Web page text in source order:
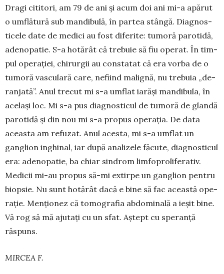
Dragi cititori, am 79 de ani și acum doi ani mi-a apă­rut
o umflătură sub mandibulă, în par­tea stângă. Diag­nos­
ticele date de medici au fost diferite: tumoră paro­tidă,
adenopatie. S-a ho­tărât că trebuie să fiu operat. În tim­
pul operației, chirurgii au constatat că era vorba de o
tumoră vas­culară care, nefiind malignă, nu trebuia „de­
ranjată”. Anul trecut mi s-a umflat iarăși man­­di­bula, în
ace­lași loc. Mi s-a pus diagnos­ticul de tumoră de glandă
paro­tidă și din nou mi s-a pro­pus operația. De data
aceasta am refuzat. Anul acesta, mi s-a umflat un
ganglion in­ghinal, iar du­pă analizele fă­cute, diag­nosticul
era: adeno­patie, ba chiar sindrom limfopro­li­ferativ.
Medicii mi-au propus să-mi extirpe un ganglion pen­tru
biopsie. Nu sunt ho­tărât dacă e bine să fac această ope­
rație. Men­ționez că to­mo­gra­fia abdominală a ieșit bine.
Vă rog să mă aju­tați cu un ­sfat. Aș­tept cu spe­­ranță
răspuns.
MIRCEA F.